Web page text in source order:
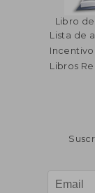
Libro
Lista de
Incentivo
Libros